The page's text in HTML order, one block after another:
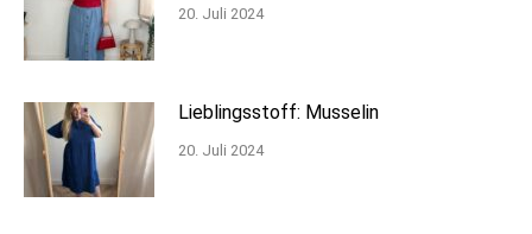
20. Juli 2024
Lieblingsstoff: Musselin
20. Juli 2024